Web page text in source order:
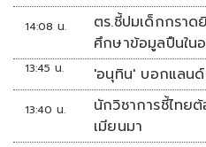
หลักนิติรัฐ-นิติธร
14:08 น.
ตร.ชี้ปมเด็กกรา
ศึกษาข้อมูลปืนใน
13:45 น. 'อนุทิน' บอกแลน
13:40 น.
นักวิชาการชี้ไทย
เมียนมา